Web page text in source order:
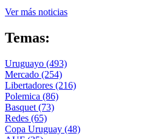
Ver más noticias
Temas:
Uruguayo (493)
Mercado (254)
Libertadores (216)
Polemica (86)
Basquet (73)
Redes (65)
Copa Uruguay (48)